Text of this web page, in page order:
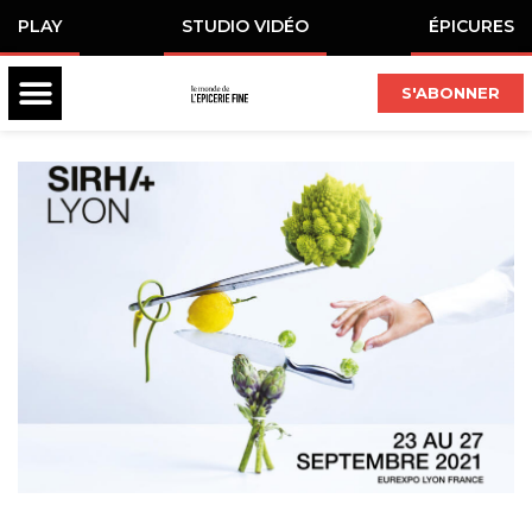
PLAY STUDIO VIDÉO ÉPICURES
S'ABONNER